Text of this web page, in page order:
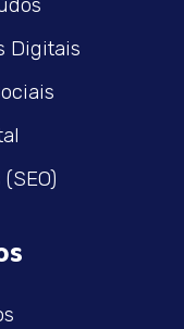
Digitais